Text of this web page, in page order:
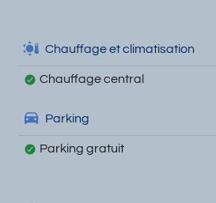
Chauffage et climatisation
Chauffage central
Parking
Parking gratuit